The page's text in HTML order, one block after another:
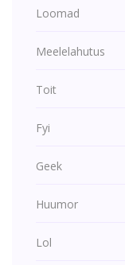
Loomad
Meelelahutus
Toit
Fyi
Geek
Huumor
Lol